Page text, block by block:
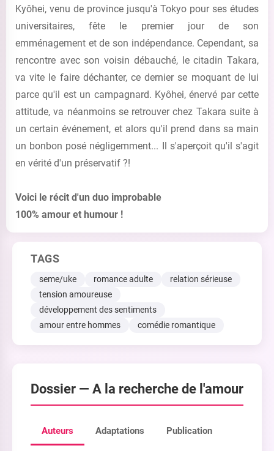
Kyôhei, venu de province jusqu'à Tokyo pour ses études
universitaires, fête le premier jour de son
emménagement et de son indépendance. Cependant, sa
rencontre avec son voisin débauché, le citadin Takara,
va vite le faire déchanter, ce dernier se moquant de lui
parce qu'il est un campagnard. Kyôhei, énervé par cette
attitude, va néanmoins se retrouver chez Takara suite à
un certain événement, et alors qu'il prend dans sa main
un bonbon posé négligemment... Il s'aperçoit qu'il s'agit
en vérité d'un préservatif ?!
Voici le récit d'un duo improbable
100% amour et humour !
TAGS
seme/uke romance adulte
relation sérieuse
tension amoureuse
développement des sentiments
amour entre hommes
comédie romantique
Dossier — A la recherche de l'amour
Auteurs Adaptations Publication